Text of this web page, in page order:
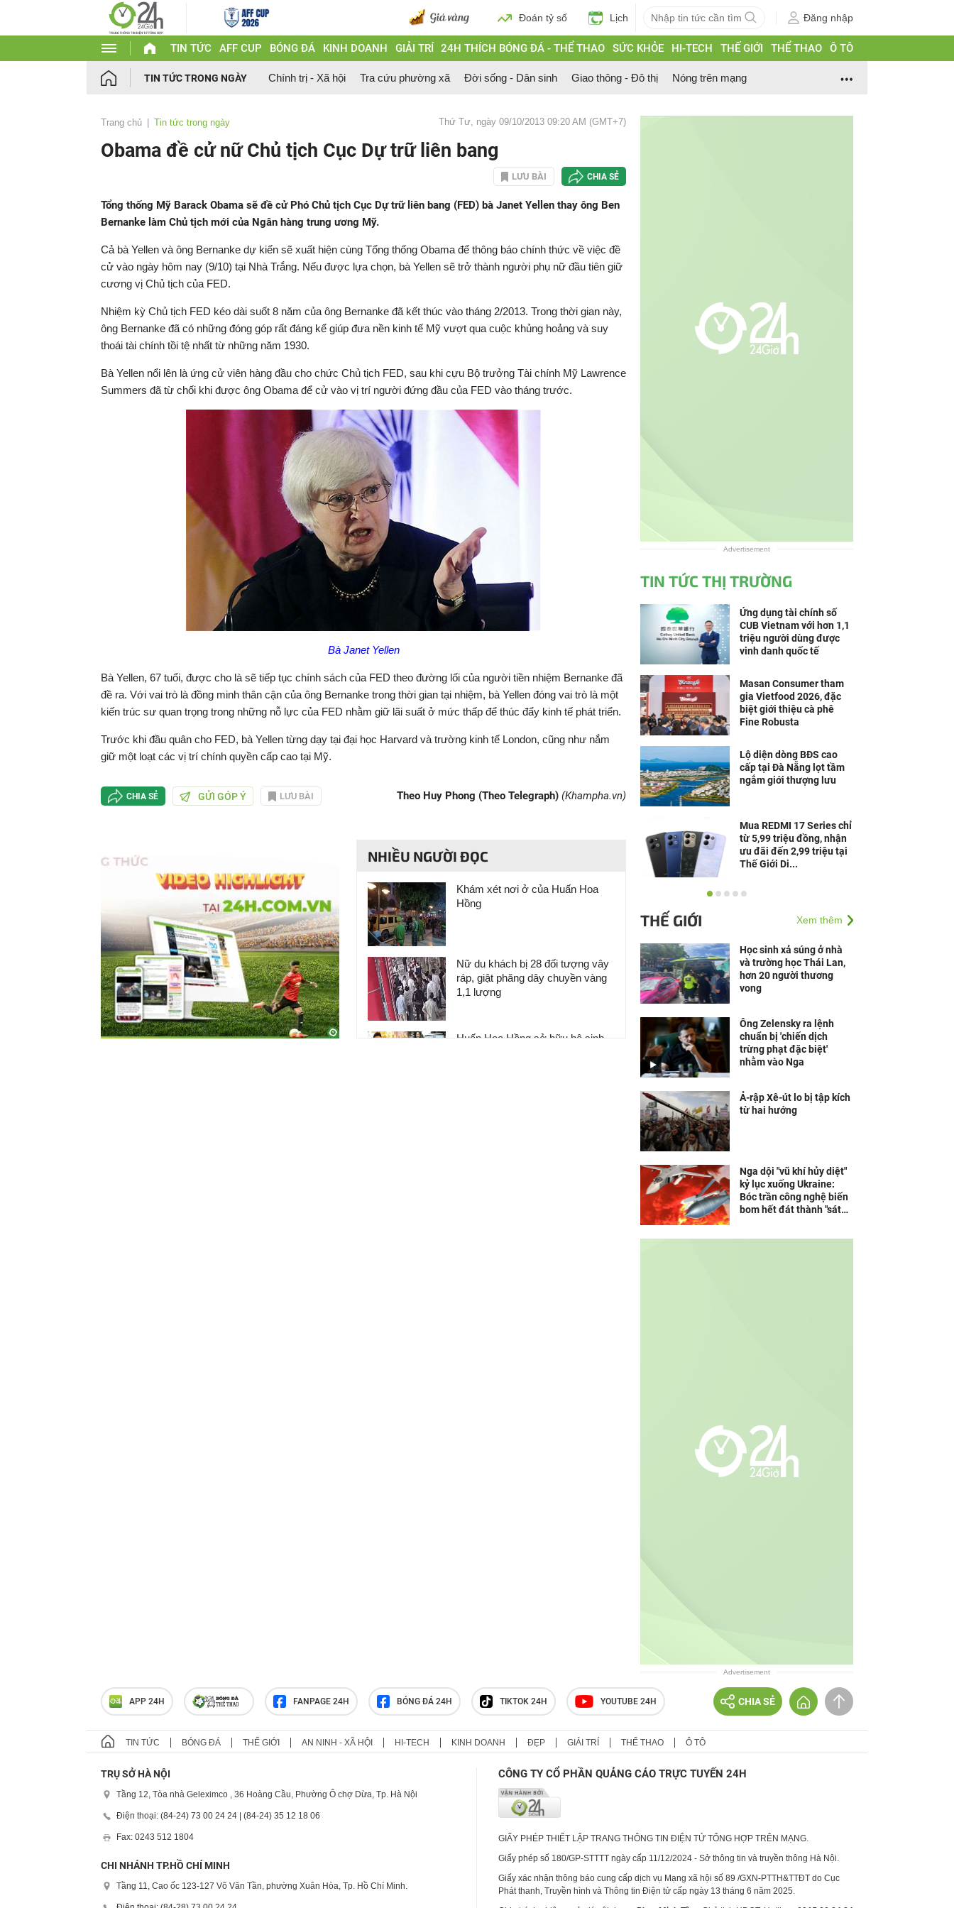
Đoán tỷ số Lịch Đăng nhập
TIN TỨC AFF CUP BÓNG ĐÁ KINH DOANH GIẢI TRÍ 24H THÍCH BÓNG ĐÁ - THỂ THAO SỨC KHỎE HI-TECH THẾ GIỚI THỂ THAO Ô TÔ
TIN TỨC TRONG NGÀY Chính trị - Xã hội Tra cứu phường xã Đời sống - Dân sinh Giao thông - Đô thị Nóng trên mạng
Trang chủ Tin tức trong ngày Thứ Tư, ngày 09/10/2013 09:20 AM (GMT+7)
Obama đề cử nữ Chủ tịch Cục Dự trữ liên bang
LƯU BÀI CHIA SẺ
Tổng thống Mỹ Barack Obama sẽ đề cử Phó Chủ tịch Cục Dự trữ liên bang (FED) bà Janet Yellen thay ông Ben
Bernanke làm Chủ tịch mới của Ngân hàng trung ương Mỹ.
Cả bà Yellen và ông Bernanke dự kiến sẽ xuất hiện cùng Tổng thống Obama để thông báo chính thức về việc đề
cử vào ngày hôm nay (9/10) tại Nhà Trắng. Nếu được lựa chọn, bà Yellen sẽ trở thành người phụ nữ đầu tiên giữ
cương vị Chủ tịch của FED.
Nhiệm kỳ Chủ tịch FED kéo dài suốt 8 năm của ông Bernanke đã kết thúc vào tháng 2/2013. Trong thời gian này,
ông Bernanke đã có những đóng góp rất đáng kể giúp đưa nền kinh tế Mỹ vượt qua cuộc khủng hoảng và suy
thoái tài chính tồi tệ nhất từ những năm 1930.
Bà Yellen nổi lên là ứng cử viên hàng đầu cho chức Chủ tịch FED, sau khi cựu Bộ trưởng Tài chính Mỹ Lawrence
Summers đã từ chối khi được ông Obama để cử vào vị trí người đứng đầu của FED vào tháng trước.
Bà Janet Yellen
Bà Yellen, 67 tuổi, được cho là sẽ tiếp tục chính sách của FED theo đường lối của người tiền nhiệm Bernanke đã
đề ra. Với vai trò là đồng minh thân cận của ông Bernanke trong thời gian tại nhiệm, bà Yellen đóng vai trò là một
kiến trúc sư quan trọng trong những nỗ lực của FED nhằm giữ lãi suất ở mức thấp để thúc đẩy kinh tế phát triển.
Trước khi đầu quân cho FED, bà Yellen từng dạy tại đại học Harvard và trường kinh tế London, cũng như nắm
giữ một loạt các vị trí chính quyền cấp cao tại Mỹ.
CHIA SẺ GỬI GÓP Ý LƯU BÀI Theo Huy Phong (Theo Telegraph) (Khampha.vn)
NHIỀU NGƯỜI ĐỌC
Khám xét nơi ở của Huấn Hoa
Hồng
Nữ du khách bị 28 đối tượng vây
ráp, giật phăng dây chuyền vàng
1,1 lượng
Huấn Hoa Hồng sở hữu hệ sinh
Advertisement
TIN TỨC THỊ TRƯỜNG
Ứng dụng tài chính số
CUB Vietnam với hơn 1,1
triệu người dùng được
vinh danh quốc tế
Masan Consumer tham
gia Vietfood 2026, đặc
biệt giới thiệu cà phê
Fine Robusta
Lộ diện dòng BĐS cao
cấp tại Đà Nẵng lọt tầm
ngắm giới thượng lưu
Mua REDMI 17 Series chỉ
từ 5,99 triệu đồng, nhận
ưu đãi đến 2,99 triệu tại
Thế Giới Di...
Doanh nghiệp cần gì để
THẾ GIỚI Xem thêm
Học sinh xả súng ở nhà
và trường học Thái Lan,
hơn 20 người thương
vong
Ông Zelensky ra lệnh
chuẩn bị 'chiến dịch
trừng phạt đặc biệt'
nhằm vào Nga
Ả-rập Xê-út lo bị tập kích
từ hai hướng
Nga dội "vũ khí hủy diệt"
kỷ lục xuống Ukraine:
Bóc trần công nghệ biến
bom hết đát thành "sát
Advertisement
APP 24H FANPAGE 24H BÓNG ĐÁ 24H TIKTOK 24H YOUTUBE 24H CHIA SẺ
TIN TỨC BÓNG ĐÁ THẾ GIỚI AN NINH - XÃ HỘI HI-TECH KINH DOANH ĐẸP GIẢI TRÍ THỂ THAO Ô TÔ
TRỤ SỞ HÀ NỘI
Tầng 12, Tòa nhà Geleximco , 36 Hoàng Cầu, Phường Ô chợ Dừa, Tp. Hà Nội
Điện thoại: (84-24) 73 00 24 24 | (84-24) 35 12 18 06
Fax: 0243 512 1804
CHI NHÁNH TP.HỒ CHÍ MINH
Tầng 11, Cao ốc 123-127 Võ Văn Tần, phường Xuân Hòa, Tp. Hồ Chí Minh.
CÔNG TY CỔ PHẦN QUẢNG CÁO TRỰC TUYẾN 24H
GIẤY PHÉP THIẾT LẬP TRANG THÔNG TIN ĐIỆN TỬ TỔNG HỢP TRÊN MẠNG.
Giấy phép số 180/GP-STTTT ngày cấp 11/12/2024 - Sở thông tin và truyền thông Hà Nội.
Giấy xác nhận thông báo cung cấp dịch vụ Mạng xã hội số 89 /GXN-PTTH&TTĐT do Cục
Phát thanh, Truyền hình và Thông tin Điện tử cấp ngày 13 tháng 6 năm 2025.